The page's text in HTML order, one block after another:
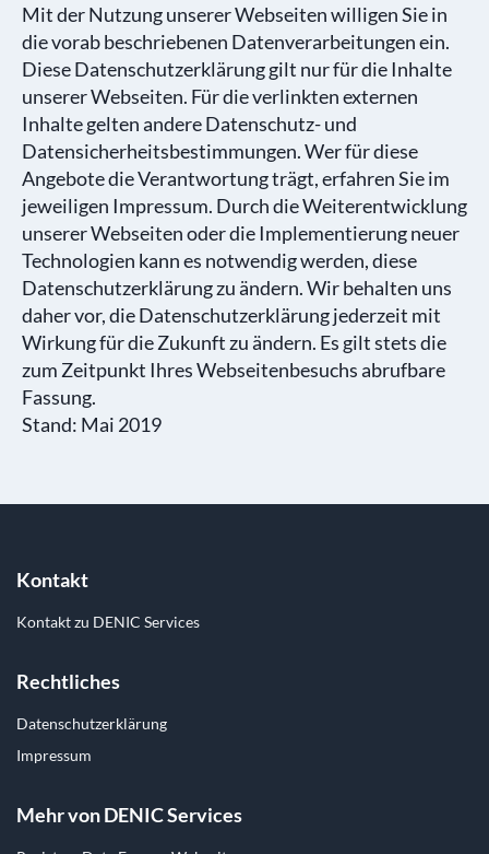
Mit der Nutzung unserer Webseiten willigen Sie in
die vorab beschriebenen Datenverarbeitungen ein.
Diese Datenschutzerklärung gilt nur für die Inhalte
unserer Webseiten. Für die verlinkten externen
Inhalte gelten andere Datenschutz- und
Datensicherheitsbestimmungen. Wer für diese
Angebote die Verantwortung trägt, erfahren Sie im
jeweiligen Impressum. Durch die Weiterentwicklung
unserer Webseiten oder die Implementierung neuer
Technologien kann es notwendig werden, diese
Datenschutzerklärung zu ändern. Wir behalten uns
daher vor, die Datenschutzerklärung jederzeit mit
Wirkung für die Zukunft zu ändern. Es gilt stets die
zum Zeitpunkt Ihres Webseitenbesuchs abrufbare
Fassung.
Stand: Mai 2019
Kontakt
Kontakt zu DENIC Services
Rechtliches
Datenschutzerklärung
Impressum
Mehr von DENIC Services